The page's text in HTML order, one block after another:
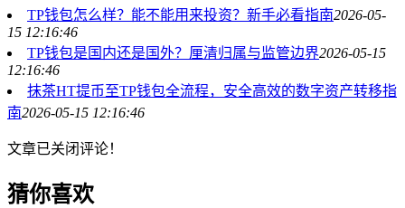
TP钱包怎么样？能不能用来投资？新手必看指南2026-05-
15 12:16:46
TP钱包是国内还是国外？厘清归属与监管边界2026-05-15
12:16:46
抹茶HT提币至TP钱包全流程，安全高效的数字资产转移指
南2026-05-15 12:16:46
文章已关闭评论！
猜你喜欢